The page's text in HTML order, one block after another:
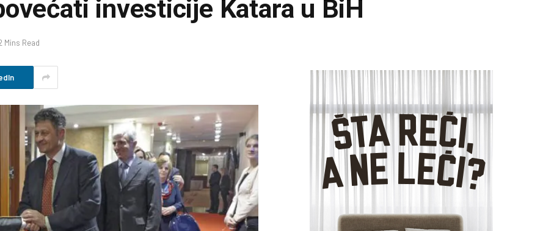
investicije Katara u BiH
Mins Read